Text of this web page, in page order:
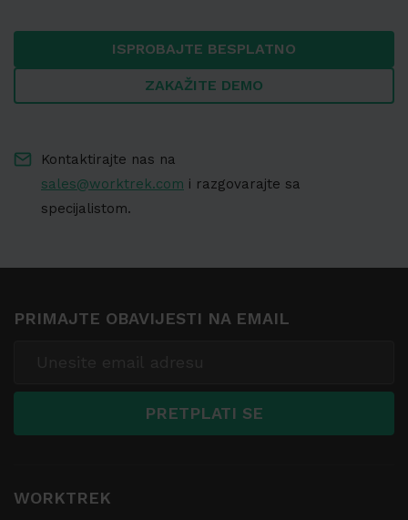
ISPROBAJTE BESPLATNO
ZAKAŽITE DEMO
Kontaktirajte nas na
sales@worktrek.com i razgovarajte sa
specijalistom.
PRIMAJTE OBAVIJESTI NA EMAIL
WORKTREK